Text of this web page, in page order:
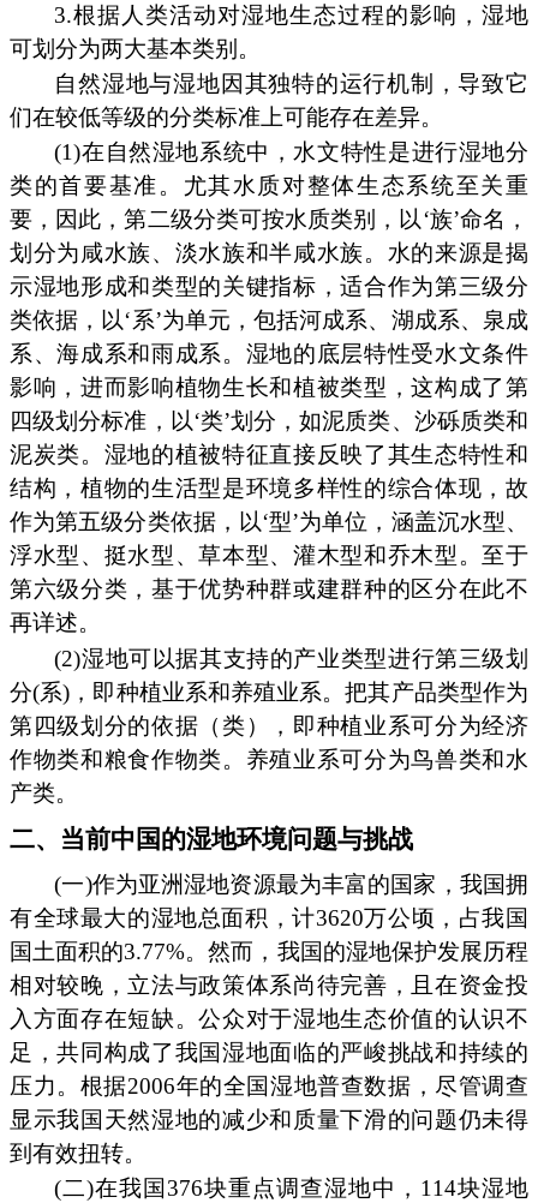
3.根据人类活动对湿地生态过程的影响，湿地
可划分为两大基本类别。
自然湿地与湿地因其独特的运行机制，导致它
们在较低等级的分类标准上可能存在差异。
(1)在自然湿地系统中，水文特性是进行湿地分
类的首要基准。尤其水质对整体生态系统至关重
要，因此，第二级分类可按水质类别，以‘族’命名，
划分为咸水族、淡水族和半咸水族。水的来源是揭
示湿地形成和类型的关键指标，适合作为第三级分
类依据，以‘系’为单元，包括河成系、湖成系、泉成
系、海成系和雨成系。湿地的底层特性受水文条件
影响，进而影响植物生长和植被类型，这构成了第
四级划分标准，以‘类’划分，如泥质类、沙砾质类和
泥炭类。湿地的植被特征直接反映了其生态特性和
结构，植物的生活型是环境多样性的综合体现，故
作为第五级分类依据，以‘型’为单位，涵盖沉水型、
浮水型、挺水型、草本型、灌木型和乔木型。至于
第六级分类，基于优势种群或建群种的区分在此不
再详述。
(2)湿地可以据其支持的产业类型进行第三级划
分(系)，即种植业系和养殖业系。把其产品类型作为
第四级划分的依据（类），即种植业系可分为经济
作物类和粮食作物类。养殖业系可分为鸟兽类和水
产类。
二、当前中国的湿地环境问题与挑战
(一)作为亚洲湿地资源最为丰富的国家，我国拥
有全球最大的湿地总面积，计3620万公顷，占我国
国土面积的3.77%。然而，我国的湿地保护发展历程
相对较晚，立法与政策体系尚待完善，且在资金投
入方面存在短缺。公众对于湿地生态价值的认识不
足，共同构成了我国湿地面临的严峻挑战和持续的
压力。根据2006年的全国湿地普查数据，尽管调查
显示我国天然湿地的减少和质量下滑的问题仍未得
到有效扭转。
(二)在我国376块重点调查湿地中，114块湿地